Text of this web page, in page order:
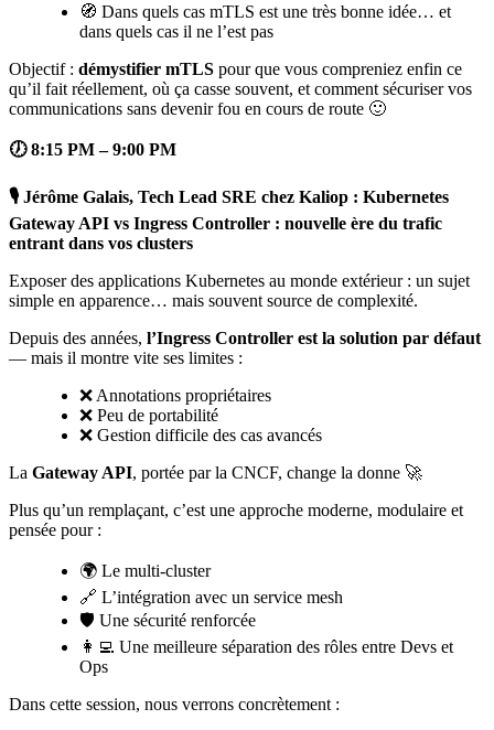
🧭 Dans quels cas mTLS est une très bonne idée… et
dans quels cas il ne l’est pas
Objectif : démystifier mTLS pour que vous compreniez enfin ce
qu’il fait réellement, où ça casse souvent, et comment sécuriser vos
communications sans devenir fou en cours de route 🙂
🕖 8:15 PM – 9:00 PM
🎙️ Jérôme Galais, Tech Lead SRE chez Kaliop : Kubernetes
Gateway API vs Ingress Controller : nouvelle ère du trafic
entrant dans vos clusters
Exposer des applications Kubernetes au monde extérieur : un sujet
simple en apparence… mais souvent source de complexité.
Depuis des années, l’Ingress Controller est la solution par défaut
— mais il montre vite ses limites :
❌ Annotations propriétaires
❌ Peu de portabilité
❌ Gestion difficile des cas avancés
La Gateway API, portée par la CNCF, change la donne 🚀
Plus qu’un remplaçant, c’est une approche moderne, modulaire et
pensée pour :
🌍 Le multi-cluster
🔗 L’intégration avec un service mesh
🛡️ Une sécurité renforcée
👩‍💻 Une meilleure séparation des rôles entre Devs et
Ops
Dans cette session, nous verrons concrètement :